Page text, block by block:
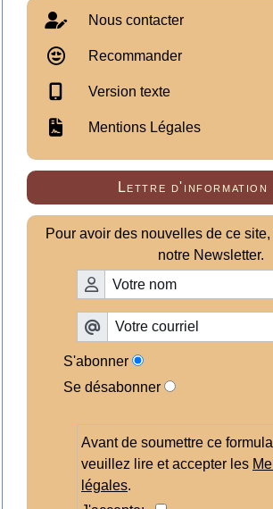
Nous contacter
Recommander
Version texte
Mentions Légales
Lettre d'information
Pour avoir des nouvelles de ce
notre Newsletter.
S'abonner
Se désabonner
Avant de soumettre ce
veuillez lire et accepter les
légales.